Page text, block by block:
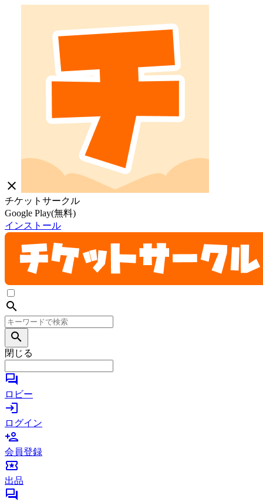
close
チケットサークル
Google Play(無料)
インストール
search
search
閉じる
forum
ロビー
login
ログイン
person_add
会員登録
local_activity
出品
forum